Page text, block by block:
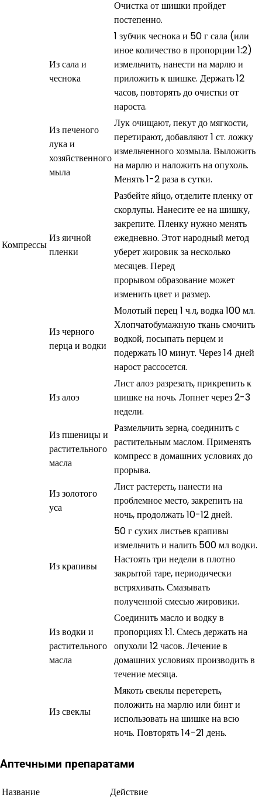
Очистка от шишки пройдет
постепенно.
Из сала и
чеснока
1 зубчик чеснока и 50 г сала (или
иное количество в пропорции 1:2)
измельчить, нанести на марлю и
приложить к шишке. Держать 12
часов, повторять до очистки от
нароста.
Из печеного
лука и
хозяйственного
мыла
Лук очищают, пекут до мягкости,
перетирают, добавляют 1 ст. ложку
измельченного хозмыла. Выложить
на марлю и наложить на опухоль.
Менять 1-2 раза в сутки.
Компрессы
Из яичной
пленки
Разбейте яйцо, отделите пленку от
скорлупы. Нанесите ее на шишку,
закрепите. Пленку нужно менять
ежедневно. Этот народный метод
уберет жировик за несколько
месяцев. Перед
прорывом образование может
изменить цвет и размер.
Из черного
перца и водки
Молотый перец 1 ч.л, водка 100 мл.
Хлопчатобумажную ткань смочить
водкой, посыпать перцем и
подержать 10 минут. Через 14 дней
нарост рассосется.
Из алоэ
Лист алоэ разрезать, прикрепить к
шишке на ночь. Лопнет через 2-3
недели.
Из пшеницы и
растительного
масла
Размельчить зерна, соединить с
растительным маслом. Применять
компресс в домашних условиях до
прорыва.
Из золотого
уса
Лист растереть, нанести на
проблемное место, закрепить на
ночь, продолжать 10-12 дней.
Из крапивы
50 г сухих листьев крапивы
измельчить и налить 500 мл водки.
Настоять три недели в плотно
закрытой таре, периодически
встряхивать. Смазывать
полученной смесью жировики.
Из водки и
растительного
масла
Соединить масло и водку в
пропорциях 1:1. Смесь держать на
опухоли 12 часов. Лечение в
домашних условиях производить в
течение месяца.
Из свеклы
Мякоть свеклы перетереть,
положить на марлю или бинт и
использовать на шишке на всю
ночь. Повторять 14-21 день.
Аптечными препаратами
Название Действие